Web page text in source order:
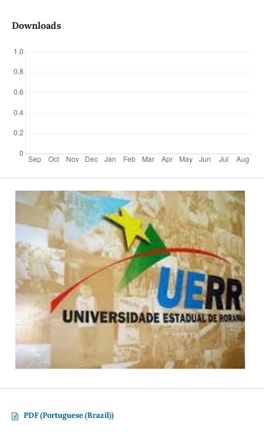
Downloads
PDF (Portuguese (Brazil))